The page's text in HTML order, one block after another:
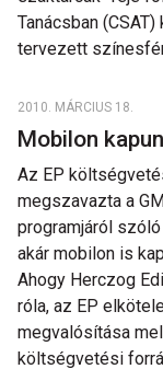
Tanácsban
tervezett
2010. MÁRCIUS 18.
Mobilon
Az EP
megszavazta a
programjáról
akár mobilon is
Ahogy Herczog
róla, az EP
megvalósítása
költségvetési